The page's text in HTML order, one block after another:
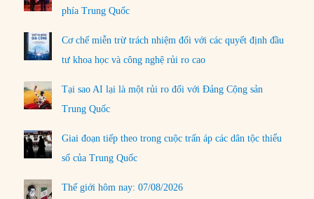
phía Trung Quốc
Cơ chế miễn trừ trách nhiệm đối với các quyết định đầu
tư khoa học và công nghệ rủi ro cao
Tại sao AI lại là một rủi ro đối với Đảng Cộng sản
Trung Quốc
Giai đoạn tiếp theo trong cuộc trấn áp các dân tộc thiểu
số của Trung Quốc
Thế giới hôm nay: 07/08/2026